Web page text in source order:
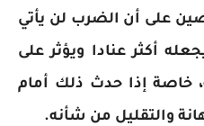
على أن الضرب لن يأتي
أكثر عنادا ويؤثر على
خاصة إذا حدث ذلك أمام
والتقليل من شأنه.